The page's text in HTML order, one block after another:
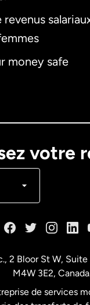
revenus
money safe
votre
Français
2 Bloor St W,
M4W 3E2,
de services